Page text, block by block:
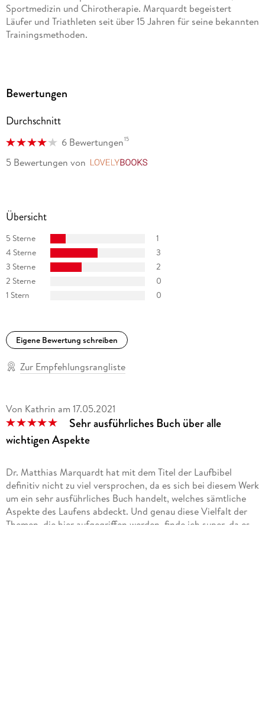
Sportmedizin und Chirotherapie. Marquardt begeistert
Läufer und Triathleten seit über 15 Jahren für seine bekannten
Trainingsmethoden.
Bewertungen
Durchschnitt
6 Bewertungen15
5 Bewertungen von
Übersicht
5 Sterne
1
4 Sterne
3
3 Sterne
2
2 Sterne
0
1 Stern
0
Eigene Bewertung schreiben
Zur Empfehlungsrangliste
Von Kathrin am 17.05.2021
Sehr ausführliches Buch über alle
wichtigen Aspekte
Dr. Matthias Marquardt hat mit dem Titel der Laufbibel
definitiv nicht zu viel versprochen, da es sich bei diesem Werk
um ein sehr ausführliches Buch handelt, welches sämtliche
Aspekte des Laufens abdeckt. Und genau diese Vielfalt der
Themen, die hier aufgegriffen werden, finde ich super, da es